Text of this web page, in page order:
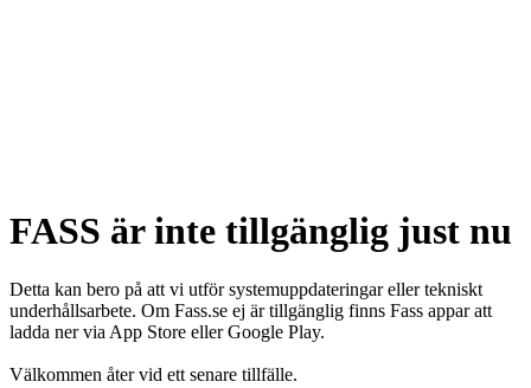
FASS är inte tillgänglig just nu
Detta kan bero på att vi utför systemuppdateringar eller tekniskt
underhållsarbete. Om Fass.se ej är tillgänglig finns Fass appar att
ladda ner via App Store eller Google Play.
Välkommen åter vid ett senare tillfälle.